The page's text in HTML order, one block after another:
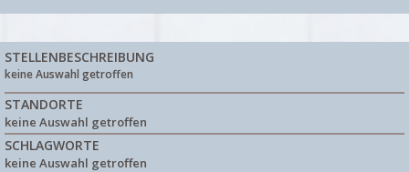
STELLENBESCHREIBUNG
keine Auswahl getroffen
STANDORTE
keine Auswahl getroffen
SCHLAGWORTE
keine Auswahl getroffen